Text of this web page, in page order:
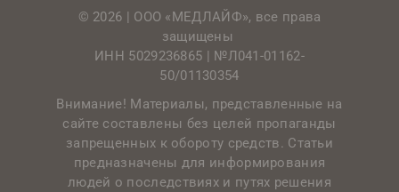
© 2026 | ООО «МЕДЛАЙФ», все права
защищены
ИНН 5029236865 | №Л041-01162-
50/01130354
Внимание! Материалы, представленные на
сайте составлены без целей пропаганды
запрещенных к обороту средств. Статьи
предназначены для информирования
людей о последствиях и путях решения